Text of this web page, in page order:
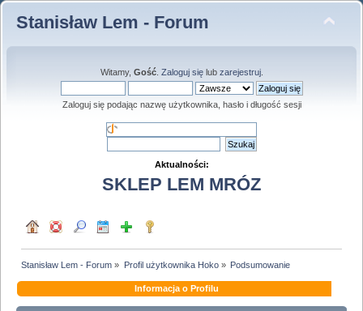
Stanisław Lem - Forum
Witamy, Gość. Zaloguj sięlub zarejestruj.
Zaloguj się podając nazwę użytkownika, hasło i długość sesji
Aktualności:
SKLEP LEM MRÓZ
Stanisław Lem - Forum » Profil użytkownika Hoko» Podsumowanie
Informacja o Profilu